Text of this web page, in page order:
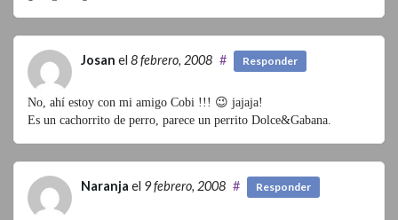
Josan el 8 febrero, 2008 # Responder
No, ahí estoy con mi amigo Cobi !!! 😉 jajaja!
Es un cachorrito de perro, parece un perrito Dolce&Gabana.
Naranja el 9 febrero, 2008 # Responder